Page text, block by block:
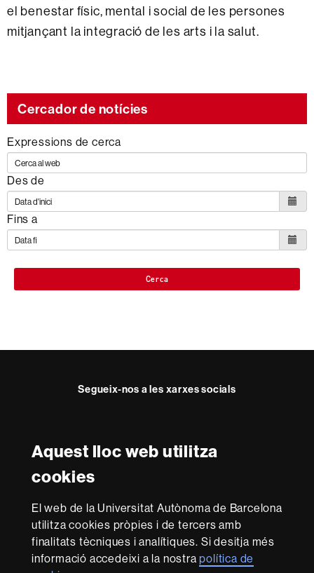
Aquest lloc web utilitza
cookies
El web de la Universitat Autònoma de Barcelona
utilitza cookies pròpies i de tercers amb
finalitats tècniques i analítiques. Si desitja més
informació accedeixi a la nostrapolítica de
el benestar físic, mental i social de les persones
mitjançant la integració de les arts i la salut.
Cercador de notícies
Expressions de cerca
Des de
Fins a
Cerca
Segueix-nos a les xarxes socials
Reconeixement internacional de l'excel·lència
in
Research
-
Euraxess
Amb el finançament de